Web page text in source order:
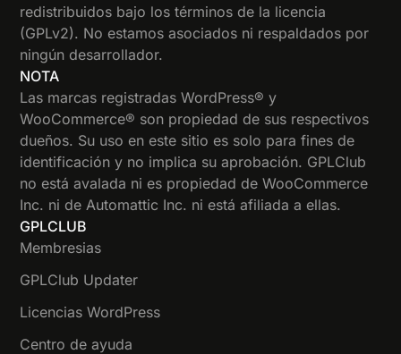
redistribuidos bajo los términos de la licencia
(GPLv2). No estamos asociados ni respaldados por
ningún desarrollador.
NOTA
Las marcas registradas WordPress® y
WooCommerce® son propiedad de sus respectivos
dueños. Su uso en este sitio es solo para fines de
identificación y no implica su aprobación. GPLClub
no está avalada ni es propiedad de WooCommerce
Inc. ni de Automattic Inc. ni está afiliada a ellas.
GPLCLUB
Membresias
GPLClub Updater
Licencias WordPress
Centro de ayuda